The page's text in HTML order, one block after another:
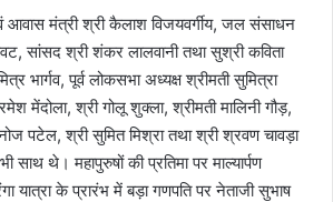
आवास मंत्री श्री कैलाश विजयवर्गीय, जल संसाधन
सांसद श्री शंकर लालवानी तथा सुश्री कविता
भार्गव, पूर्व लोकसभा अध्यक्ष श्रीमती सुमित्रा
मेंदोला, श्री गोलू शुक्ला, श्रीमती मालिनी गौड़,
पटेल, श्री सुमित मिश्रा तथा श्री श्रवण चावड़ा
साथ थे। महापुरुषों की प्रतिमा पर माल्यार्पण
यात्रा के प्रारंभ में बड़ा गणपति पर नेताजी सुभाष